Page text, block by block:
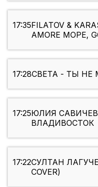
17:35FILATOV &
AMORE МОРЕ,
17:28СВЕТА - ТЫ НЕ
17:25ЮЛИЯ
ВЛАДИВОСТОК
17:22СУЛТАН
COVER)